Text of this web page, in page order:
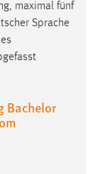
maximal fünf
Sprache
Bachelor